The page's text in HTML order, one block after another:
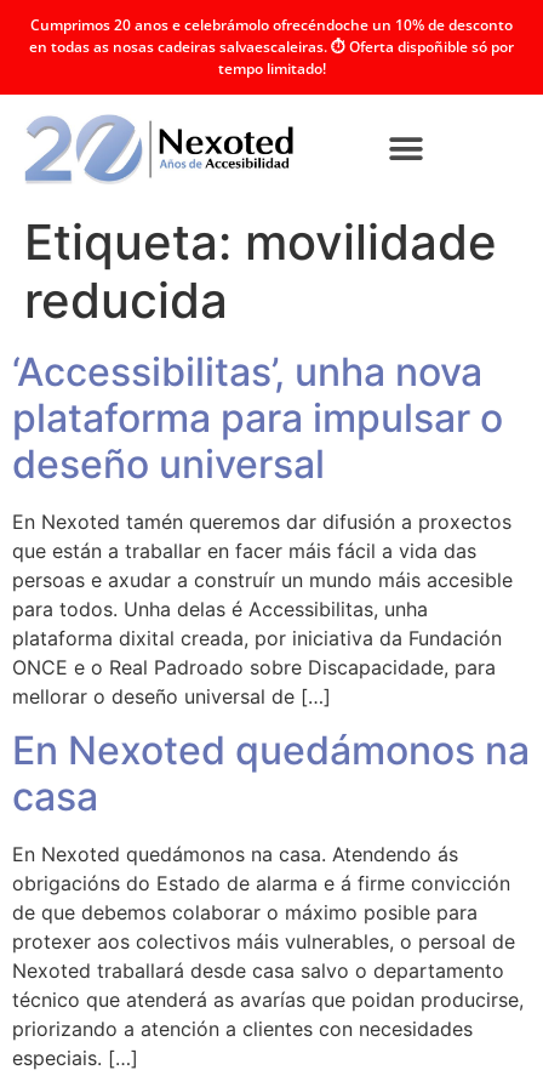
Cumprimos 20 anos e celebrámolo ofrecéndoche un 10% de desconto
en todas as nosas cadeiras salvaescaleiras. ⏱️ Oferta dispoñible só por
tempo limitado!
Etiqueta: movilidade
reducida
‘Accessibilitas’, unha nova
plataforma para impulsar o
deseño universal
En Nexoted tamén queremos dar difusión a proxectos
que están a traballar en facer máis fácil a vida das
persoas e axudar a construír un mundo máis accesible
para todos. Unha delas é Accessibilitas, unha
plataforma dixital creada, por iniciativa da Fundación
ONCE e o Real Padroado sobre Discapacidade, para
mellorar o deseño universal de […]
En Nexoted quedámonos na
casa
En Nexoted quedámonos na casa. Atendendo ás
obrigacións do Estado de alarma e á firme convicción
de que debemos colaborar o máximo posible para
protexer aos colectivos máis vulnerables, o persoal de
Nexoted traballará desde casa salvo o departamento
técnico que atenderá as avarías que poidan producirse,
priorizando a atención a clientes con necesidades
especiais. […]